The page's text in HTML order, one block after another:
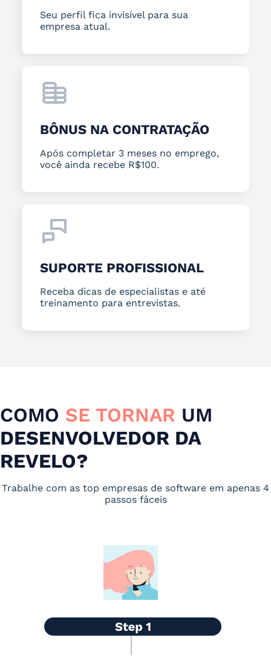
Seu perfil fica invisível para sua
empresa atual.
BÔNUS NA CONTRATAÇÃO
Após completar 3 meses no emprego,
você ainda recebe R$100.
SUPORTE PROFISSIONAL
Receba dicas de especialistas e até
treinamento para entrevistas.
COMO SE TORNAR UM
DESENVOLVEDOR DA
REVELO?
Trabalhe com as top empresas de software em apenas 4
passos fáceis